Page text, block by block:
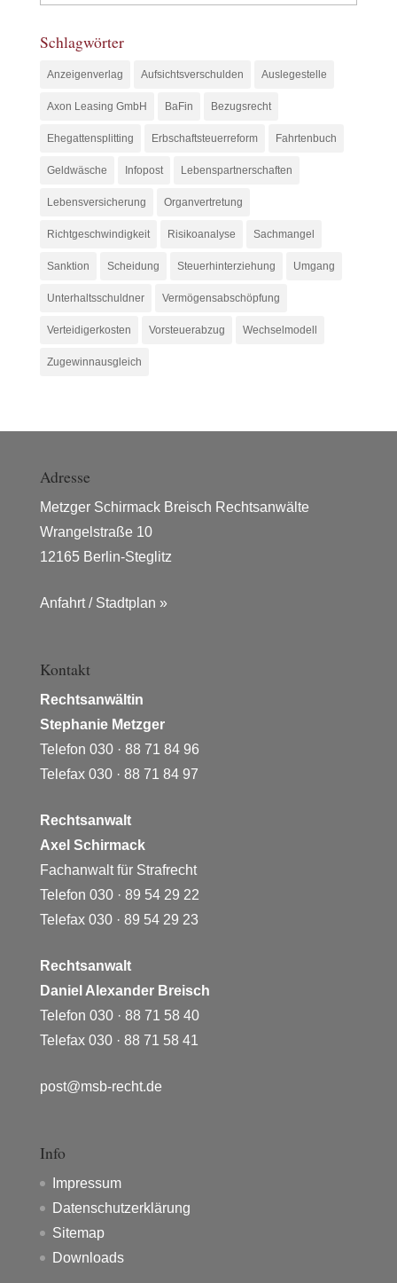
Schlagwörter
Anzeigenverlag Aufsichtsverschulden Auslegestelle
Axon Leasing GmbH BaFin Bezugsrecht
Ehegattensplitting Erbschaftsteuerreform Fahrtenbuch
Geldwäsche Infopost Lebenspartnerschaften
Lebensversicherung Organvertretung
Richtgeschwindigkeit Risikoanalyse Sachmangel
Sanktion Scheidung Steuerhinterziehung Umgang
Unterhaltsschuldner Vermögensabschöpfung
Verteidigerkosten Vorsteuerabzug Wechselmodell
Zugewinnausgleich
Adresse
Metzger Schirmack Breisch Rechtsanwälte
Wrangelstraße 10
12165 Berlin-Steglitz
Anfahrt / Stadtplan »
Kontakt
Rechtsanwältin
Stephanie Metzger
Telefon 030 · 88 71 84 96
Telefax 030 · 88 71 84 97
Rechtsanwalt
Axel Schirmack
Fachanwalt für Strafrecht
Telefon 030 · 89 54 29 22
Telefax 030 · 89 54 29 23
Rechtsanwalt
Daniel Alexander Breisch
Telefon 030 · 88 71 58 40
Telefax 030 · 88 71 58 41
post@msb-recht.de
Info
Impressum
Datenschutzerklärung
Sitemap
Downloads